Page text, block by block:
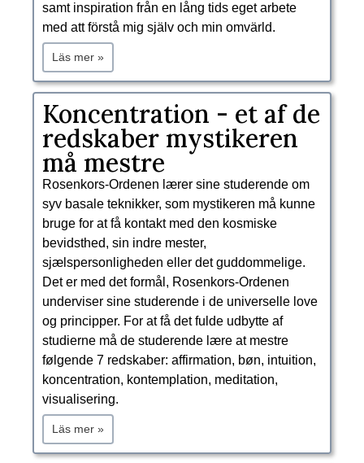
samt inspiration från en lång tids eget arbete
med att förstå mig själv och min omvärld.
Läs mer »
​Koncentration - et af de
redskaber mystikeren
må mestre
Rosenkors-Ordenen lærer sine studerende om
syv basale teknikker, som mystikeren må kunne
bruge for at få kontakt med den kosmiske
bevidsthed, sin indre mester,
sjælspersonligheden eller det guddommelige.
Det er med det formål, Rosenkors-Ordenen
underviser sine studerende i de universelle love
og principper. For at få det fulde udbytte af
studierne må de studerende lære at mestre
følgende 7 redskaber: affirmation, bøn, intuition,
koncentration, kontemplation, meditation,
visualisering.
Läs mer »